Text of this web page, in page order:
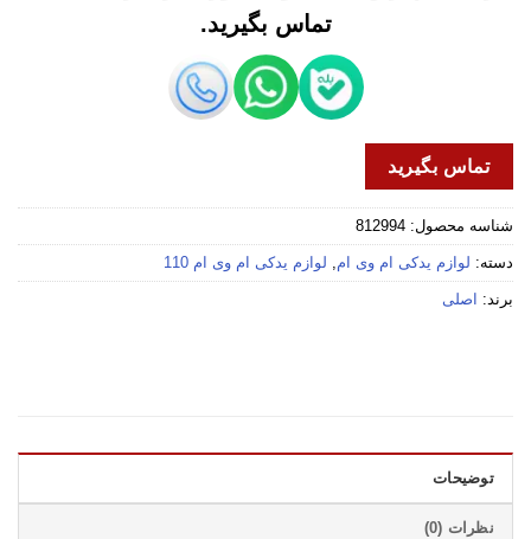
تماس بگیرید.
تماس بگیرید
شناسه محصول: 812994
دسته: لوازم یدکی ام وی ام, لوازم یدکی ام وی ام 110
برند: اصلی
توضیحات
نظرات (0)